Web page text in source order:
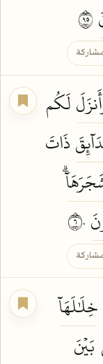
لَكُم
ذَاتَ
خِلَٰلَهَآ
بَيۡنَ